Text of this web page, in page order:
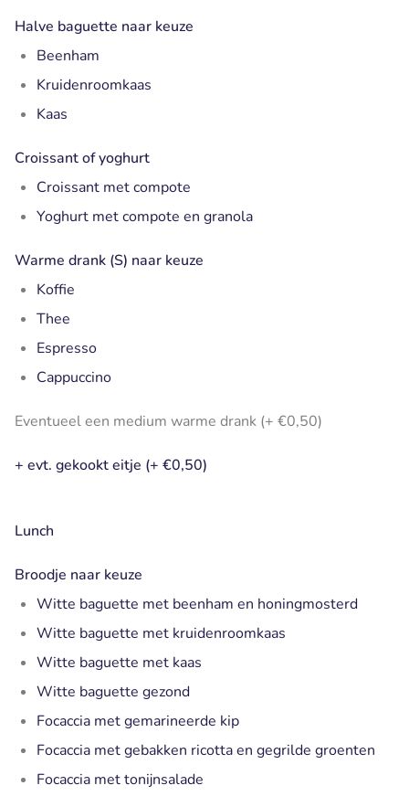
Halve baguette naar keuze
Beenham
Kruidenroomkaas
Kaas
Croissant of yoghurt
Croissant met compote
Yoghurt met compote en granola
Warme drank (S) naar keuze
Koffie
Thee
Espresso
Cappuccino
Eventueel een medium warme drank (+ €0,50)
+ evt. gekookt eitje (+ €0,50)
Lunch
Broodje naar keuze
Witte baguette met beenham en honingmosterd
Witte baguette met kruidenroomkaas
Witte baguette met kaas
Witte baguette gezond
Focaccia met gemarineerde kip
Focaccia met gebakken ricotta en gegrilde groenten
Focaccia met tonijnsalade